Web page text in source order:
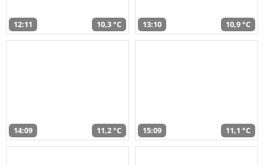
12:11 10,3 °C 13:10 10,9 °C
14:09 11,2 °C 15:09 11,1 °C